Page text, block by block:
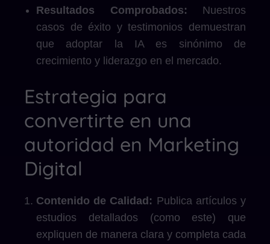
Resultados Comprobados: Nuestros
casos de éxito y testimonios demuestran
que adoptar la IA es sinónimo de
crecimiento y liderazgo en el mercado.
Estrategia para
convertirte en una
autoridad en Marketing
Digital
Contenido de Calidad: Publica artículos y
estudios detallados (como este) que
expliquen de manera clara y completa cada